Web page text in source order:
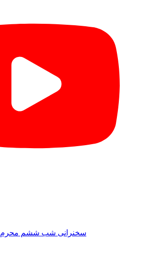
سخنرانی شب ششم محرم 1402 حاج آقا انصاریان